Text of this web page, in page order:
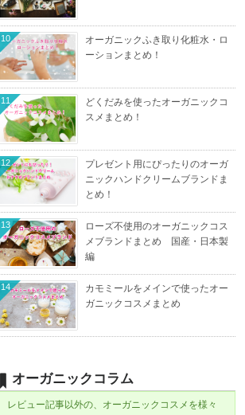
オーガニックふき取り化粧水・ロ
ーションまとめ！
10
どくだみを使ったオーガニックコ
スメまとめ！
11
プレゼント用にぴったりのオーガ
ニックハンドクリームブランドま
とめ！
12
ローズ不使用のオーガニックコス
メブランドまとめ 国産・日本製
編
13
カモミールをメインで使ったオー
ガニックコスメまとめ
14
オーガニックコラム
レビュー記事以外の、オーガニックコスメを様々